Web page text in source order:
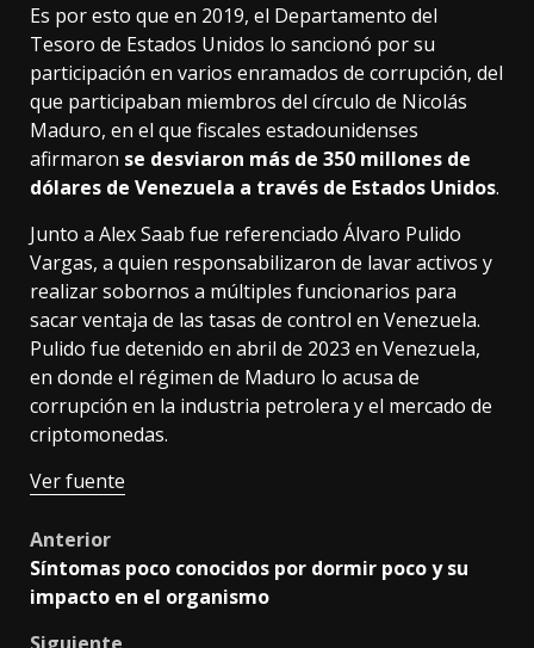
Es por esto que en 2019, el Departamento del
Tesoro de Estados Unidos lo sancionó por su
participación en varios enramados de corrupción, del
que participaban miembros del círculo de Nicolás
Maduro, en el que fiscales estadounidenses
afirmaron se desviaron más de 350 millones de
dólares de Venezuela a través de Estados Unidos.
Junto a Alex Saab fue referenciado Álvaro Pulido
Vargas, a quien responsabilizaron de lavar activos y
realizar sobornos a múltiples funcionarios para
sacar ventaja de las tasas de control en Venezuela.
Pulido fue detenido en abril de 2023 en Venezuela,
en donde el régimen de Maduro lo acusa de
corrupción en la industria petrolera y el mercado de
criptomonedas.
Ver fuente
Post
navigation
Anterior
Síntomas poco conocidos por dormir poco y su
impacto en el organismo
Siguiente